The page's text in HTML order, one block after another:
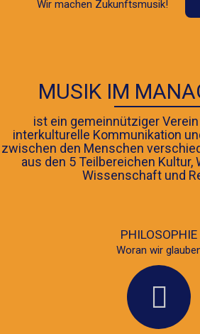
Wir machen Zukunftsmusik!
MUSIK IM
ist ein gemeinnütziger
interkulturelle Kommunikation
zwischen den Menschen
aus den 5 Teilbereichen Kultur,
Wissenschaft und
PHILOSOPHIE
Woran wir